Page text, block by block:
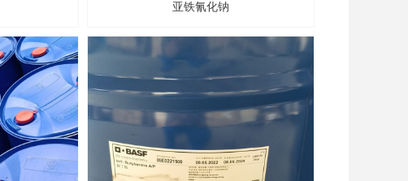
亚铁氰化钠